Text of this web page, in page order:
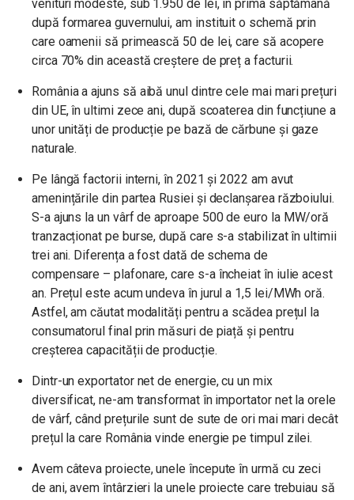
venituri modeste, sub 1.950 de lei, în prima săptămână
după formarea guvernului, am instituit o schemă prin
care oamenii să primească 50 de lei, care să acopere
circa 70% din această creștere de preț a facturii.
România a ajuns să aibă unul dintre cele mai mari prețuri
din UE, în ultimi zece ani, după scoaterea din funcțiune a
unor unități de producție pe bază de cărbune și gaze
naturale.
Pe lângă factorii interni, în 2021 și 2022 am avut
amenințările din partea Rusiei și declanșarea războiului.
S-a ajuns la un vârf de aproape 500 de euro la MW/oră
tranzacționat pe burse, după care s-a stabilizat în ultimii
trei ani. Diferența a fost dată de schema de
compensare – plafonare, care s-a încheiat în iulie acest
an. Prețul este acum undeva în jurul a 1,5 lei/MWh oră.
Astfel, am căutat modalități pentru a scădea prețul la
consumatorul final prin măsuri de piață și pentru
creșterea capacității de producție.
Dintr-un exportator net de energie, cu un mix
diversificat, ne-am transformat în importator net la orele
de vârf, când prețurile sunt de sute de ori mai mari decât
prețul la care România vinde energie pe timpul zilei.
Avem câteva proiecte, unele începute în urmă cu zeci
de ani, avem întârzieri la unele proiecte care trebuiau să